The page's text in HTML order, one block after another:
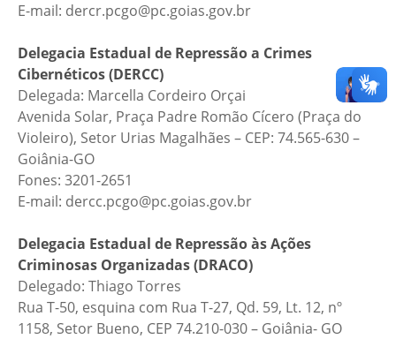
E-mail: dercr.pcgo@pc.goias.gov.br
Delegacia Estadual de Repressão a Crimes
Cibernéticos (DERCC)
Delegada: Marcella Cordeiro Orçai
Avenida Solar, Praça Padre Romão Cícero (Praça do
Violeiro), Setor Urias Magalhães – CEP: 74.565-630 –
Goiânia-GO
Fones: 3201-2651
E-mail: dercc.pcgo@pc.goias.gov.br
Delegacia Estadual de Repressão às Ações
Criminosas Organizadas (DRACO)
Delegado: Thiago Torres
Rua T-50, esquina com Rua T-27, Qd. 59, Lt. 12, nº
1158, Setor Bueno, CEP 74.210-030 – Goiânia- GO